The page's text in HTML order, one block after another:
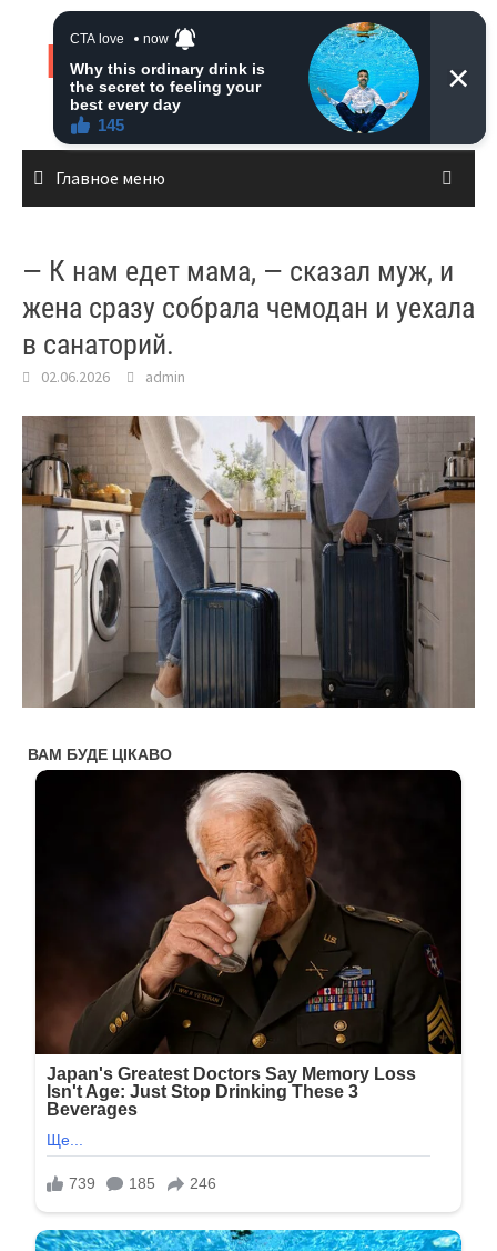
Перейти
содержимому
Live News
Главное меню
— К нам едет мама, — сказал муж, и
жена сразу собрала чемодан и уехала
в санаторий.
02.06.2026 admin